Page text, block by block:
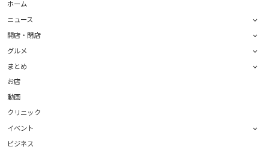
ホーム
ニュース
開店・閉店
グルメ
まとめ
お店
動画
クリニック
イベント
ビジネス